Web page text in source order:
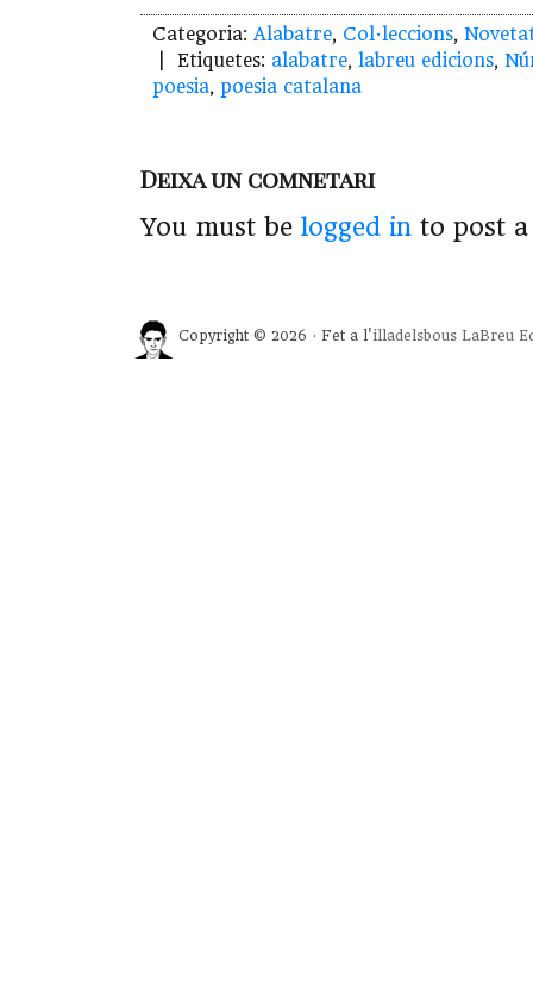
Categoria: Alabatre, Col·leccions,
| Etiquetes: alabatre, labreu edicions,
poesia, poesia catalana
Deixa un comnetari
You must be logged in to post
Copyright © 2026 · Fet a l'illadelsbous LaBreu